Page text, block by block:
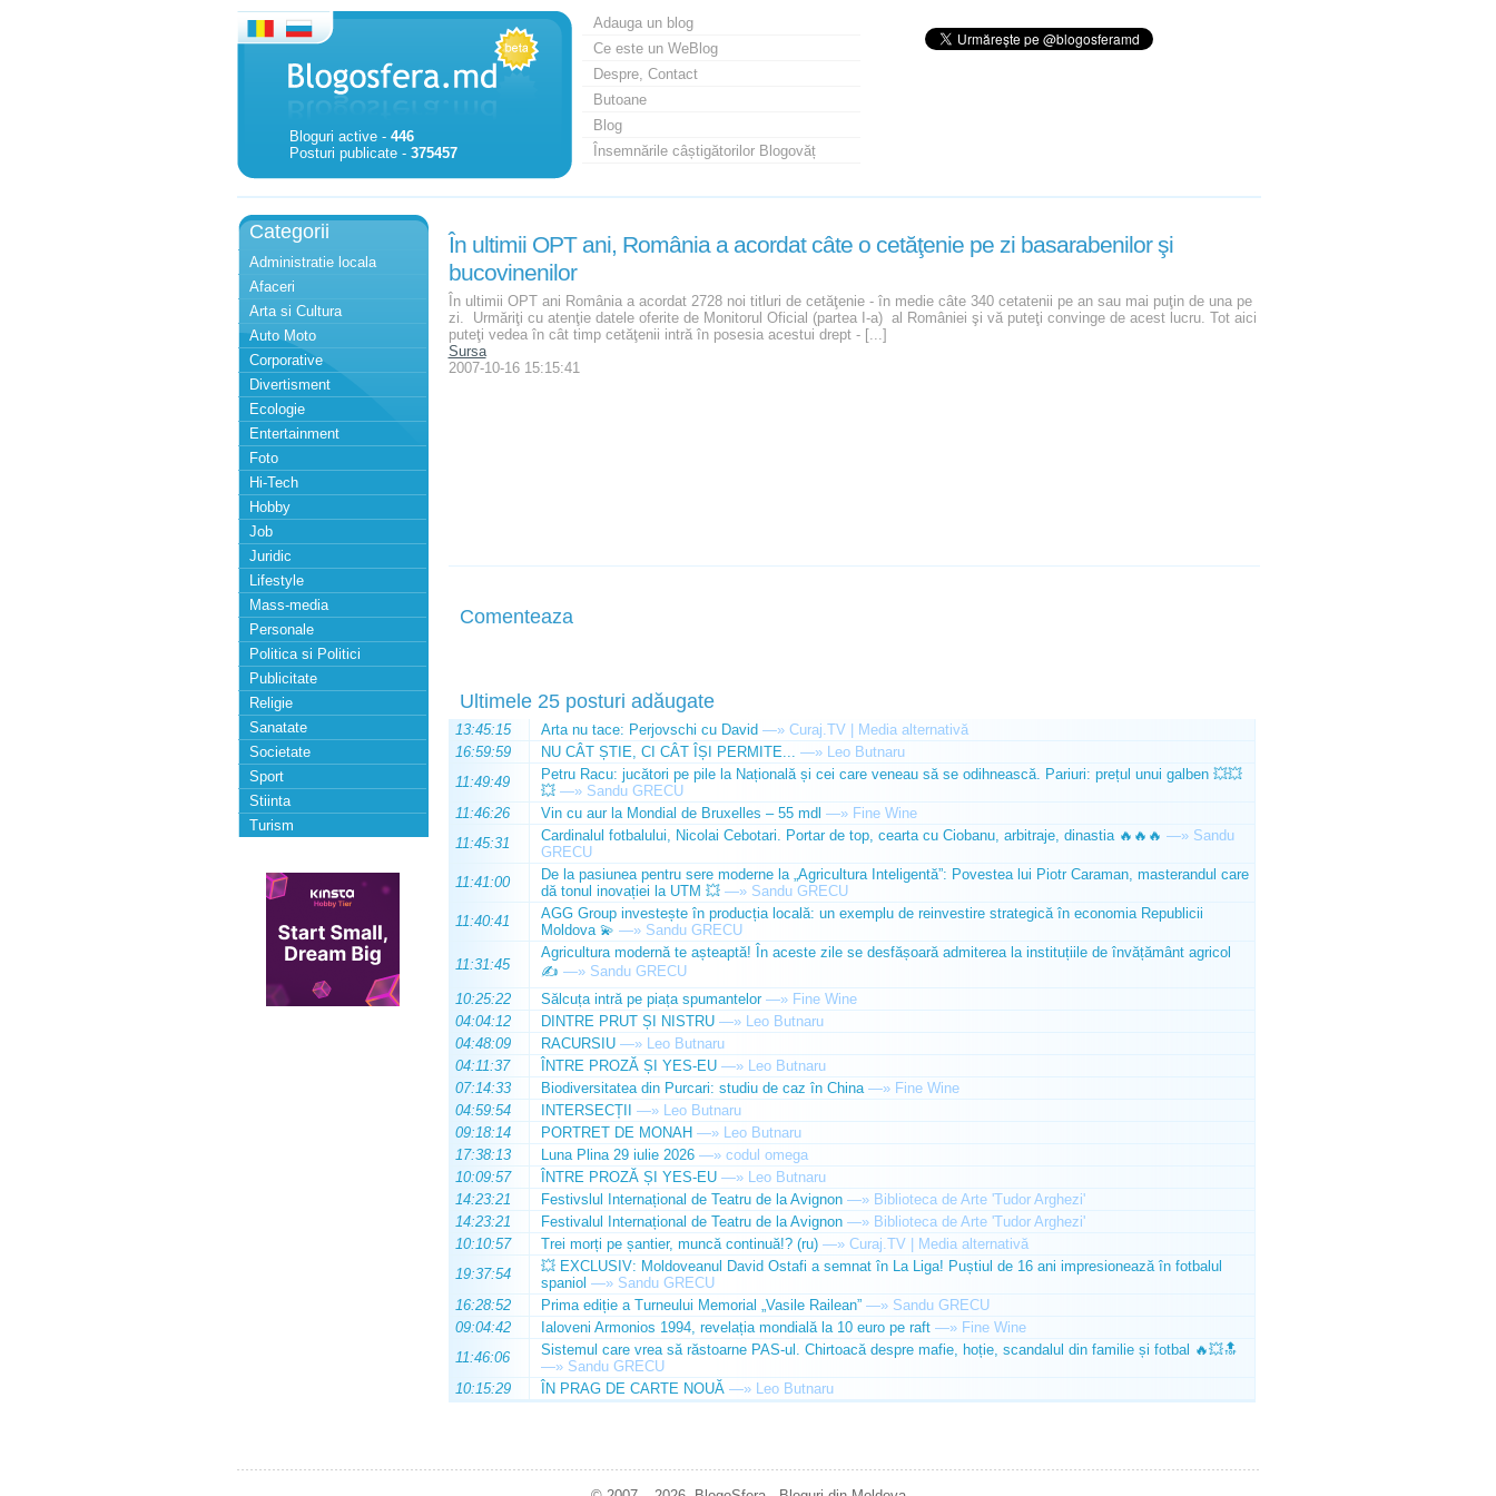
Bloguri active - 446
Posturi publicate - 375457
Adauga un blog
Ce este un WeBlog
Despre, Contact
Butoane
Blog
Însemnările câștigătorilor Blogovăț
Categorii
Administratie locala
Afaceri
Arta si Cultura
Auto Moto
Corporative
Divertisment
Ecologie
Entertainment
Foto
Hi-Tech
Hobby
Job
Juridic
Lifestyle
Mass-media
Personale
Politica si Politici
Publicitate
Religie
Sanatate
Societate
Sport
Stiinta
Turism
În ultimii OPT ani, România a acordat câte o cetăţenie pe zi basarabenilor şi
bucovinenilor
În ultimii OPT ani România a acordat 2728 noi titluri de cetăţenie - în medie câte 340 cetatenii pe an sau mai puţin de una pe
zi. Urmăriţi cu atenţie datele oferite de Monitorul Oficial (partea I-a) al României şi vă puteţi convinge de acest lucru. Tot aici
puteţi vedea în cât timp cetăţenii intră în posesia acestui drept - [...]
Sursa
2007-10-16 15:15:41
Comenteaza
Ultimele 25 posturi adăugate
13:45:15 Arta nu tace: Perjovschi cu David —» Curaj.TV | Media alternativă
16:59:59
NU CÂT ȘTIE, CI CÂT ÎȘI PERMITE... —» Leo Butnaru
11:49:49
Petru Racu: jucători pe pile la Națională și cei care veneau să se odihnească. Pariuri: prețul unui galben 💥💥
💥 —» Sandu GRECU
11:46:26
Vin cu aur la Mondial de Bruxelles – 55 mdl —» Fine Wine
11:45:31
Cardinalul fotbalului, Nicolai Cebotari. Portar de top, cearta cu Ciobanu, arbitraje, dinastia 🔥🔥🔥 —» Sandu
GRECU
11:41:00
De la pasiunea pentru sere moderne la „Agricultura Inteligentă”: Povestea lui Piotr Caraman, masterandul care
dă tonul inovației la UTM 💥 —» Sandu GRECU
11:40:41
AGG Group investește în producția locală: un exemplu de reinvestire strategică în economia Republicii
Moldova 💫 —» Sandu GRECU
11:31:45
Agricultura modernă te așteaptă! În aceste zile se desfășoară admiterea la instituțiile de învățământ agricol
✍️ —» Sandu GRECU
10:25:22
Sălcuța intră pe piața spumantelor —» Fine Wine
04:04:12
DINTRE PRUT ȘI NISTRU —» Leo Butnaru
04:48:09
RACURSIU —» Leo Butnaru
04:11:37
ÎNTRE PROZĂ ȘI YES-EU —» Leo Butnaru
07:14:33
Biodiversitatea din Purcari: studiu de caz în China —» Fine Wine
04:59:54
INTERSECȚII —» Leo Butnaru
09:18:14
PORTRET DE MONAH —» Leo Butnaru
17:38:13
Luna Plina 29 iulie 2026 —» codul omega
10:09:57
ÎNTRE PROZĂ ȘI YES-EU —» Leo Butnaru
14:23:21
Festivslul Internațional de Teatru de la Avignon —» Biblioteca de Arte 'Tudor Arghezi'
14:23:21
Festivalul Internațional de Teatru de la Avignon —» Biblioteca de Arte 'Tudor Arghezi'
10:10:57
Trei morți pe șantier, muncă continuă!? (ru) —» Curaj.TV | Media alternativă
19:37:54
💥 EXCLUSIV: Moldoveanul David Ostafi a semnat în La Liga! Puștiul de 16 ani impresionează în fotbalul
spaniol —» Sandu GRECU
16:28:52
Prima ediție a Turneului Memorial „Vasile Railean” —» Sandu GRECU
09:04:42
Ialoveni Armonios 1994, revelația mondială la 10 euro pe raft —» Fine Wine
11:46:06
Sistemul care vrea să răstoarne PAS-ul. Chirtoacă despre mafie, hoție, scandalul din familie și fotbal 🔥💥🔝
—» Sandu GRECU
10:15:29
ÎN PRAG DE CARTE NOUĂ —» Leo Butnaru